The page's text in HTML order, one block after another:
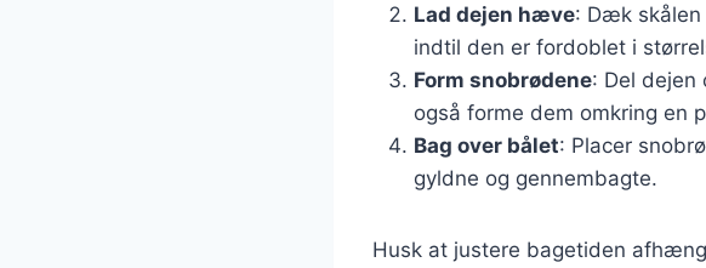
Lad dejen hæve: Dæk
indtil den er fordoblet i
Form snobrødene: Del dejen
også forme dem omkring en
Bag over bålet: Placer
gyldne og gennembagte.
Husk at justere bagetiden